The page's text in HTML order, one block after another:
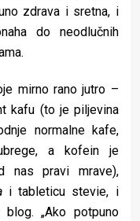
zdrava i sretna, i
do neodlučnih
mirno rano jutro –
kafu (to je piljevina
normalne kafe,
a kofein je
nas pravi mrave),
i tableticu stevie, i
„Ako potpuno